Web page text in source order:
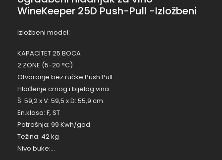
WineKeeper 25D Push-Pull -Izložbeni
Izložbeni model:
KAPACITET 25 BOCA
2 ZONE (5-20 °C)
Otvaranje bez ručke Push Pull
Hlađenje crnog i bijelog vina
Š: 59,2 x V: 59,5 x D: 55,9 cm
En.klasa: F, ST
Potrošnja: 99 Kwh/god
Težina: 42 kg
Nivo buke:…